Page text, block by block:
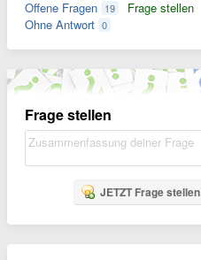
Offene Fragen 19
Ohne Antwort 0
Frage stellen
Frage stellen
JETZT Frage stellen